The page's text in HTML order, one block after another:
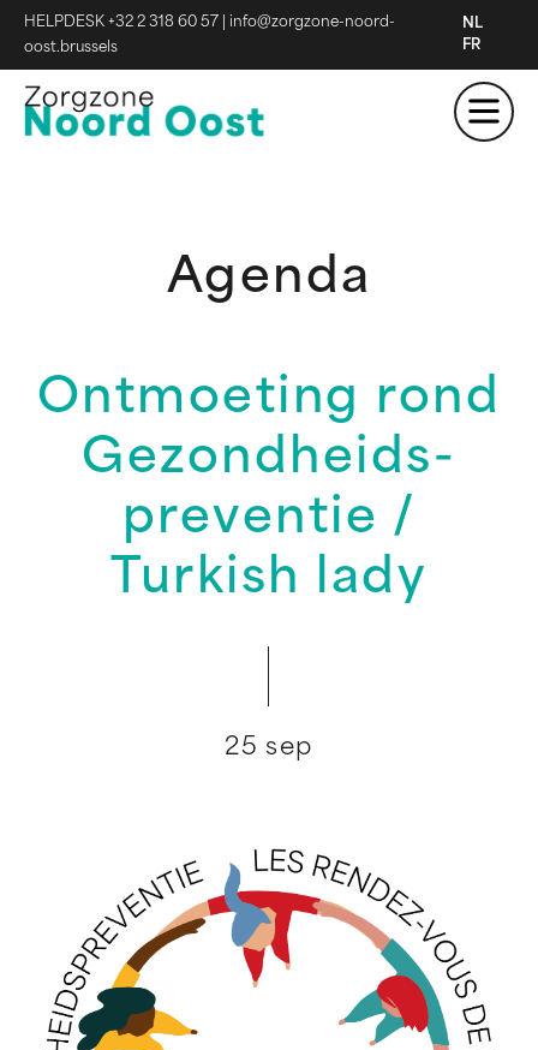
HELPDESK +32 2 318 60 57
info@zorgzone-noord-
oost.brussels
NL
FR
Agenda
Ontmoeting rond
Gezondheids-
preventie /
Turkish lady
25 sep